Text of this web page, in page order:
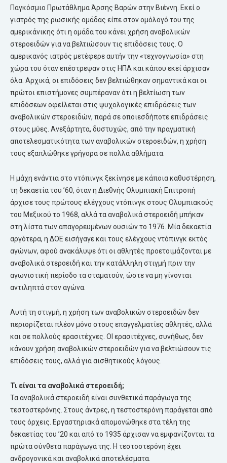
Παγκόσμιο Πρωτάθλημα Άρσης Βαρών στην Βιέννη. Εκεί ο
γιατρός της ρωσικής ομάδας είπε στον ομόλογό του της
αμερικάνικης ότι η ομάδα του κάνει χρήση αναβολικών
στεροειδών για να βελτιώσουν τις επιδόσεις τους. Ο
αμερικανός ιατρός μετέφερε αυτήν την «τεχνογνωσία» στη
χώρα του όταν επέστρεψαν στις ΗΠΑ και κάπου εκεί άρχισαν
όλα. Αρχικά, οι επιδόσεις δεν βελτιώθηκαν σημαντικά και οι
πρώτοι επιστήμονες συμπέραναν ότι η βελτίωση των
επιδόσεων οφείλεται στις ψυχολογικές επιδράσεις των
αναβολικών στεροειδών, παρά σε οποιεσδήποτε επιδράσεις
στους μύες. Ανεξάρτητα, δυστυχώς, από την πραγματική
αποτελεσματικότητα των αναβολικών στεροειδών, η χρήση
τους εξαπλώθηκε γρήγορα σε πολλά αθλήματα.
Η μάχη ενάντια στο ντόπινγκ ξεκίνησε με κάποια καθυστέρηση,
τη δεκαετία του ’60, όταν η Διεθνής Ολυμπιακή Επιτροπή
άρχισε τους πρώτους ελέγχους ντόπινγκ στους Ολυμπιακούς
του Μεξικού το 1968, αλλά τα αναβολικά στεροειδή μπήκαν
στη λίστα των απαγορευμένων ουσιών το 1976. Μία δεκαετία
αργότερα, η ΔΟΕ εισήγαγε και τους ελέγχους ντόπινγκ εκτός
αγώνων, αφού ανακάλυψε ότι οι αθλητές προετοιμάζονται με
αναβολικά στεροειδή και την κατάλληλη στιγμή πριν την
αγωνιστική περίοδο τα σταματούν, ώστε να μη γίνονται
αντιληπτά στον αγώνα.
Αυτή τη στιγμή, η χρήση των αναβολικών στεροειδών δεν
περιορίζεται πλέον μόνο στους επαγγελματίες αθλητές, αλλά
και σε πολλούς ερασιτέχνες. ΟΙ ερασιτέχνες, συνήθως, δεν
κάνουν χρήση αναβολικών στεροειδών για να βελτιώσουν τις
επιδόσεις τους, αλλά για αισθητικούς λόγους.
Τι είναι τα αναβολικά στεροειδή;
Τα αναβολικά στεροειδή είναι συνθετικά παράγωγα της
τεστοστερόνης. Στους άντρες, η τεστοστερόνη παράγεται από
τους όρχεις. Εργαστηριακά απομονώθηκε στα τέλη της
δεκαετίας του ’20 και από το 1935 άρχισαν να εμφανίζονται τα
πρώτα σύνθετα παράγωγά της. Η τεστοστερόνη έχει
ανδρογονικά και αναβολικά αποτελέσματα.